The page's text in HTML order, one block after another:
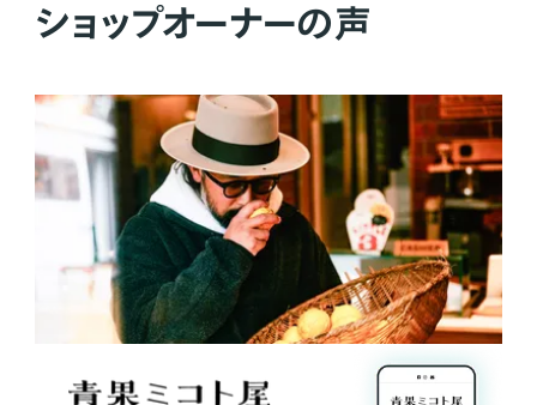
ショップオーナーの声